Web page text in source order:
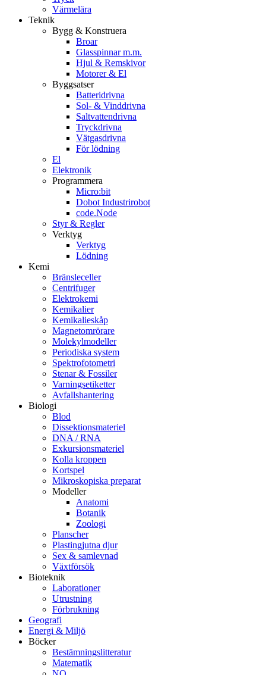
Värmelära
Teknik
Bygg & Konstruera
Broar
Glasspinnar m.m.
Hjul & Remskivor
Motorer & El
Byggsatser
Batteridrivna
Sol- & Vinddrivna
Saltvattendrivna
Tryckdrivna
Vätgasdrivna
För lödning
El
Elektronik
Programmera
Micro:bit
Dobot Industrirobot
code.Node
Styr & Regler
Verktyg
Verktyg
Lödning
Kemi
Bränsleceller
Centrifuger
Elektrokemi
Kemikalier
Kemikalieskåp
Magnetomrörare
Molekylmodeller
Periodiska system
Spektrofotometri
Stenar & Fossiler
Varningsetiketter
Avfallshantering
Biologi
Blod
Dissektionsmateriel
DNA / RNA
Exkursionsmateriel
Kolla kroppen
Kortspel
Mikroskopiska preparat
Modeller
Anatomi
Botanik
Zoologi
Planscher
Plastingjutna djur
Sex & samlevnad
Växtförsök
Bioteknik
Laborationer
Utrustning
Förbrukning
Geografi
Energi & Miljö
Böcker
Bestämningslitteratur
Matematik